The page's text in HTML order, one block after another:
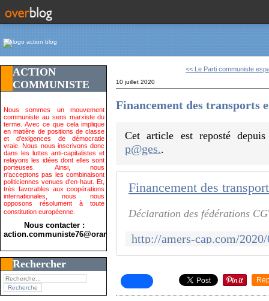
ACTION
COMMUNISTE
Nous sommes un mouvement
communiste au sens marxiste du
terme. Avec ce que cela implique
en matière de positions de classe
et d'exigences de démocratie
vraie. Nous nous inscrivons donc
dans les luttes anti-capitalistes et
relayons les idées dont elles sont
porteuses. Ainsi, nous
n'acceptons pas les combinaisont
politiciennes venues d'en-haut. Et,
très favorables aux coopérations
internationales, nous nous
opposons résolument à toute
constitution européenne.
Nous contacter :
action.communiste76@orange.fr>
Rechercher
<< Le Parti communiste
10 juillet 2020
Financement des transports
Cet article est reposté
p@ges..
Financement des
Déclaration des fédérations